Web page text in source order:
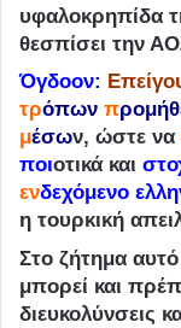
υφαλοκρηπίδα
θεσπίσει την
Όγδοον:
τρόπων π
μέσων, ώστε να
ποιοτικά και
ενδεχόμενο
η τουρκική
Στο ζήτημα
μπορεί και
διευκολύνσεις